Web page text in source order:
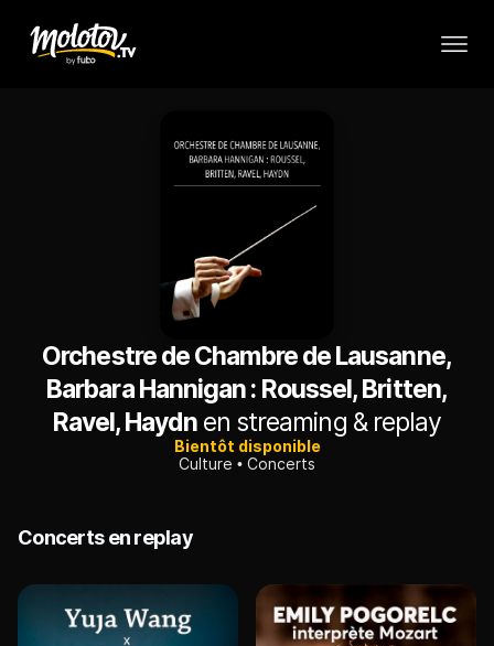
Orchestre de Chambre de Lausanne,
Barbara Hannigan : Roussel, Britten,
Ravel, Haydnen streaming & replay
Bientôt disponible
Culture
Concerts
Concerts en replay